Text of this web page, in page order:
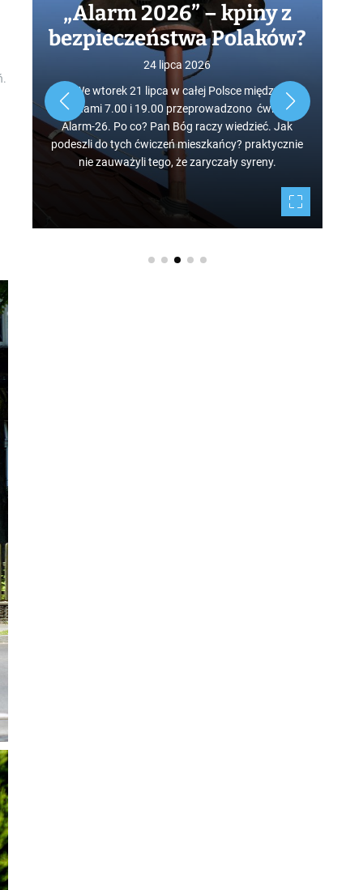
„Alarm 2026” – kpiny z
bezpieczeństwa Polaków?
24 lipca 2026
We wtorek 21 lipca w całej Polsce między
godzinami 7.00 i 19.00 przeprowadzono ćwiczenie
Alarm-26. Po co? Pan Bóg raczy wiedzieć. Jak
podeszli do tych ćwiczeń mieszkańcy? praktycznie
nie zauważyli tego, że zaryczały syreny.